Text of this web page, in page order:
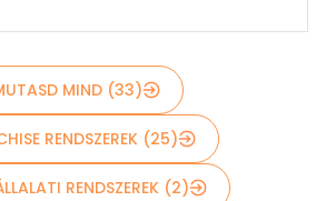
MIND (33)
RENDSZEREK (25)
RENDSZEREK (2)